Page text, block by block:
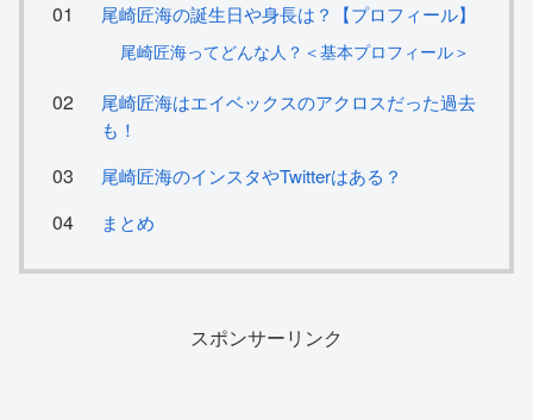
尾崎匠海の誕生日や身長は？【プロフィール】
尾崎匠海ってどんな人？＜基本プロフィール＞
尾崎匠海はエイベックスのアクロスだった過去
も！
尾崎匠海のインスタやTwitterはある？
まとめ
スポンサーリンク